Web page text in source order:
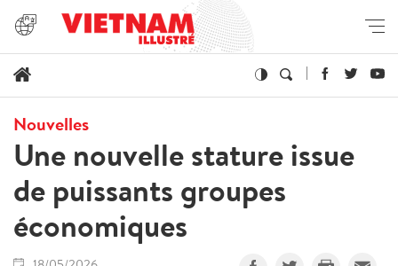
Nouvelles
Une nouvelle stature issue
de puissants groupes
économiques